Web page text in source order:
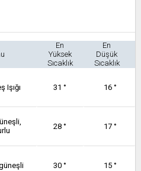
En
Yüksek
Sıcaklık
En
Düşük
Sıcaklık
Işığı 31 ° 16 °
28 ° 17 °
30 ° 15 °